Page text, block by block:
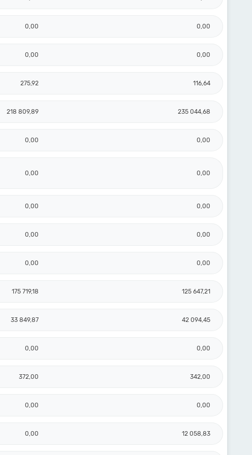
0,00 0,00
0,00 0,00
275,92 116,64
218 809,89 235 044,68
0,00 0,00
0,00 0,00
0,00 0,00
0,00 0,00
0,00 0,00
175 719,18 125 647,21
33 849,87 42 094,45
0,00 0,00
372,00 342,00
0,00 0,00
0,00 12 058,83